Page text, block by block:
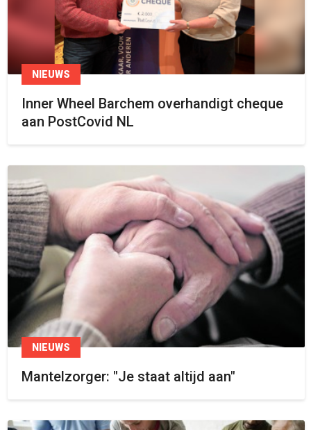
NIEUWS
Inner Wheel Barchem overhandigt cheque
aan PostCovid NL
NIEUWS
Mantelzorger: "Je staat altijd aan"